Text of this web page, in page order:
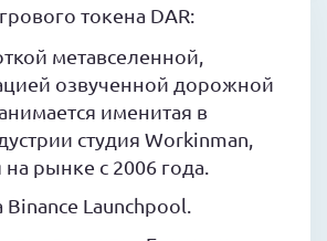
токена DAR:
метавселенной,
озвученной дорожной
именитая в
студия Workinman,
на рынке с 2006 года.
Binance Launchpool.